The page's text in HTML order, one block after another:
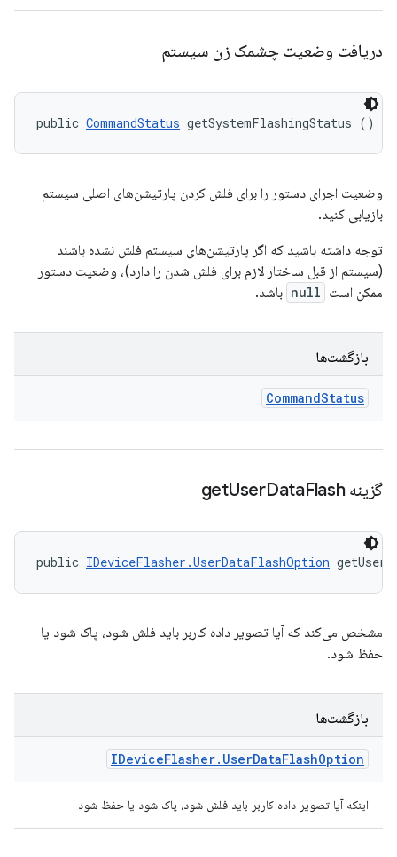
دریافت وضعیت چشمک زن سیستم
public CommandStatus getSystemFlashingStatus ()
وضعیت اجرای دستور را برای فلش کردن پارتیشن‌های اصلی سیستم
بازیابی کنید.
توجه داشته باشید که اگر پارتیشن‌های سیستم فلش نشده باشند
(سیستم از قبل ساختار لازم برای فلش شدن را دارد)، وضعیت دستور
ممکن است null باشد.
بازگشت‌ها
CommandStatus
گزینه get UserDataFlash
public IDeviceFlasher.UserDataFlashOption
مشخص می‌کند که آیا تصویر داده کاربر باید فلش شود، پاک شود یا
حفظ شود.
بازگشت‌ها
IDeviceFlasher. UserDataFlashOption
اینکه آیا تصویر داده کاربر باید فلش شود، پاک شود یا حفظ شود